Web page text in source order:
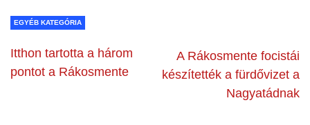
EGYÉB KATEGÓRIA
Itthon tartotta a három
pontot a Rákosmente
A Rákosmente focistái
készítették a fürdővizet a
Nagyatádnak